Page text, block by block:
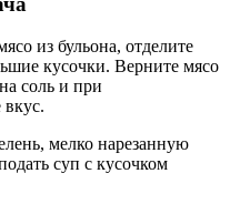
из бульона, отделите
кусочки. Верните мясо
соль и при
вкус.
мелко нарезанную
суп с кусочком